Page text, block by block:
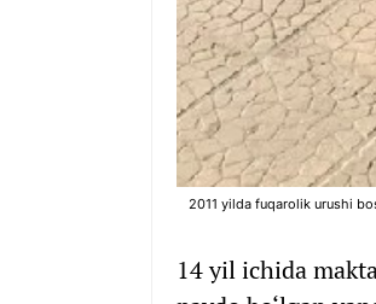
2011 yilda fuqarolik urushi
14 yil ichida